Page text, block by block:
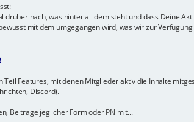
drüber nach, was hinter all dem steht und dass Deine
mit dem umgegangen wird, was wir zur
Teil Features, mit denen Mitglieder aktiv die Inhalte
Discord).
Beiträge jeglicher Form oder PN mit...